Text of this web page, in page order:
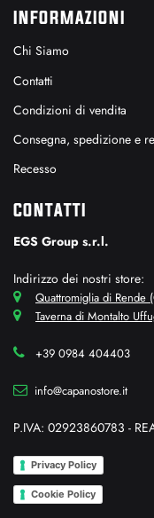
INFORMAZIONI
Chi Siamo
Contatti
Condizioni di vendita
Consegna, spedizione e
Recesso
CONTATTI
EGS Group s.r.l.
Indirizzo dei nostri store:
Quattromiglia di
Taverna di Montalto
+39 0984 404403
info@capanostore.it
P.IVA: 02923860783 -
Privacy Policy
Cookie Policy